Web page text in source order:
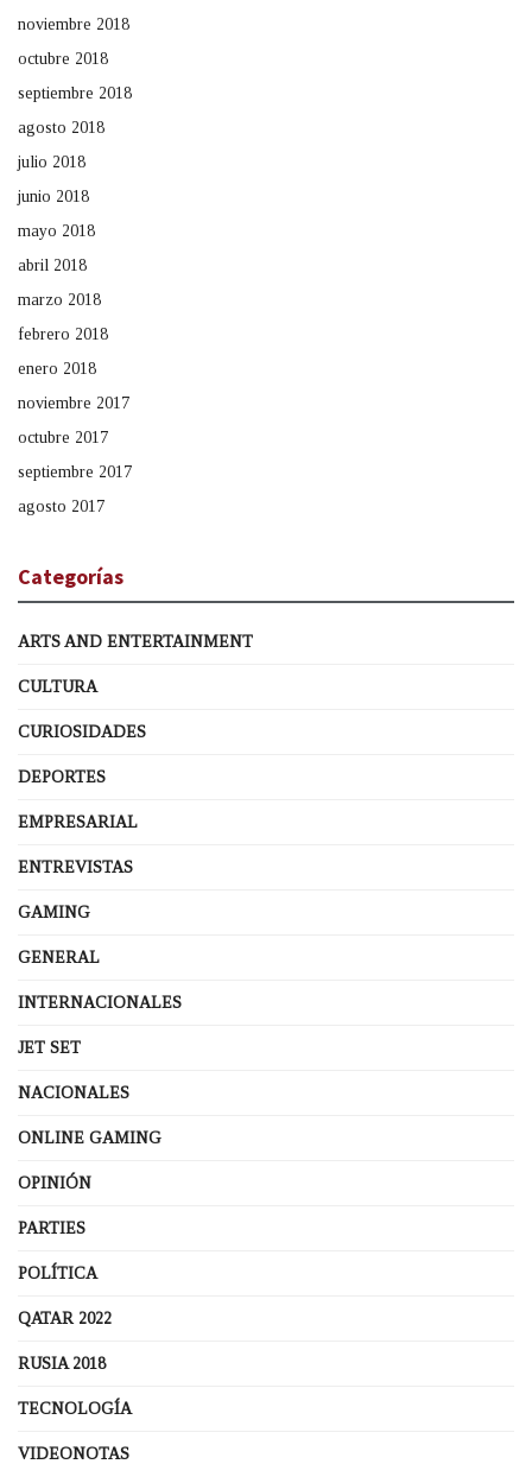
noviembre 2018
octubre 2018
septiembre 2018
agosto 2018
julio 2018
junio 2018
mayo 2018
abril 2018
marzo 2018
febrero 2018
enero 2018
noviembre 2017
octubre 2017
septiembre 2017
agosto 2017
Categorías
ARTS AND ENTERTAINMENT
CULTURA
CURIOSIDADES
DEPORTES
EMPRESARIAL
ENTREVISTAS
GAMING
GENERAL
INTERNACIONALES
JET SET
NACIONALES
ONLINE GAMING
OPINIÓN
PARTIES
POLÍTICA
QATAR 2022
RUSIA 2018
TECNOLOGÍA
VIDEONOTAS